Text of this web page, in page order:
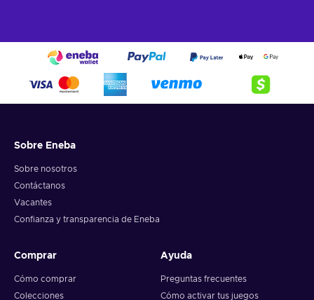
Sobre Eneba
Sobre nosotros
Contáctanos
Vacantes
Confianza y transparencia de Eneba
Comprar
Cómo comprar
Colecciones
Ayuda
Preguntas frecuentes
Cómo activar tus juegos